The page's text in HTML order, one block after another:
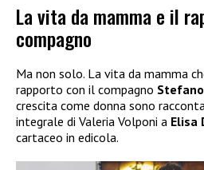
La vita da mamma e il
compagno
Ma non solo. La vita da mamma
rapporto con il compagno
crescita come donna sono
integrale di Valeria Volponi a Elisa
cartaceo in edicola.